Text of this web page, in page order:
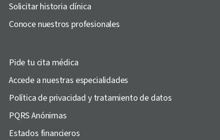
Solicitar historia clínica
Conoce nuestros profesionales
Pide tu cita médica
Accede a nuestras especialidades
Política de privacidad y tratamiento de datos
PQRS Anónimas
Estados financieros